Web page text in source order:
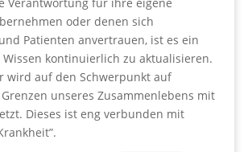
oder denen sich
Patienten anvertrauen, ist es ein
kontinuierlich zu aktualisieren.
wird auf den Schwerpunkt auf
unseres Zusammenlebens mit
Dieses ist eng verbunden mit